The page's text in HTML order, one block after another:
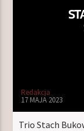
Redakcja
17 MAJA 2023
Trio Stach